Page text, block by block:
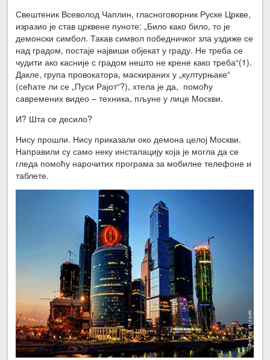
Свештеник Всеволод Чаплин, гласноговорник Руске Цркве,
изразио је став црквене пуноте: „Било како било, то је
демонски симбол. Такав символ победничког зла уздиже се
над градом, постаје највиши објекат у граду. Не треба се
чудити ако касније с градом нешто не крене како треба“(1).
Дакле, група провокатора, маскираних у „културњаке“
(сећате ли се „Пуси Рајот“?), хтела је да, помоћу
савремених видео – техника, пљуне у лице Москви.
И? Шта се десило?
Нису прошли. Нису приказали око демона целој Москви.
Направили су само неку инсталацију која је могла да се
гледа помоћу нарочитих програма за мобилне телефоне и
таблете.